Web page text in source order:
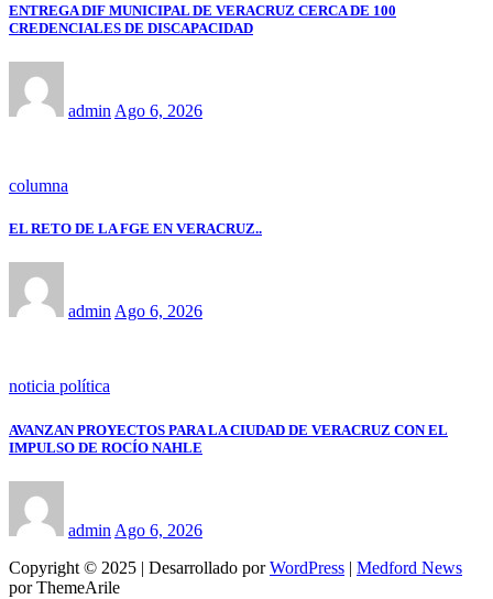
ENTREGA DIF MUNICIPAL DE VERACRUZ CERCA DE 100
CREDENCIALES DE DISCAPACIDAD
admin Ago 6, 2026
columna
EL RETO DE LA FGE EN VERACRUZ..
adminAgo 6, 2026
noticia política
AVANZAN PROYECTOS PARA LA CIUDAD DE VERACRUZ CON EL
IMPULSO DE ROCÍO NAHLE
admin Ago 6, 2026
Copyright © 2025 | Desarrollado porWordPress | Medford News
por ThemeArile